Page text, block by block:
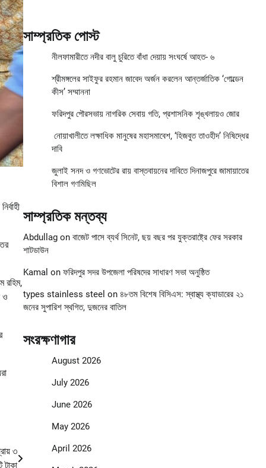
রহিম,
ও
৩
টাকা
সাম্প্রতিক পোস্ট
নীলফামারীতে নদীর বালু চুরিতে বাঁধা দেয়ায় সংঘর্ষে আহত- ৬
শ্রীমঙ্গলের সাইফুর রহমান জাবেদ অর্জন করলেন আন্তর্জাতিক ‘গোল্ডেন
কীস’ সম্মাননা
ফরিদপুর পৌরসভায় নাগরিক সেবায় গতি, প্রশাসনিক শৃঙ্খলায়ও জোর
নোয়াখালীতে লক্ষাধিক মানুষের মহাসমাবেশ, ‘হিজবুত তাওহীদ’ নিষিদ্ধের
দাবি
জুলাই সনদ ও গণভোটের রায় বাস্তবায়নের দাবিতে দিনাজপুরে জামায়াতের
বিশাল গণমিছিল
সাম্প্রতিক মন্তব্য
Abdullagon বাজেট পাসে ব্যর্থ সিনেট, ছয় বছর পর যুক্তরাষ্ট্রে ফের সরকার
শাটডাউন
Kamal on ফরিদপুর সদর উপজেলা পরিষদের সাধারণ সভা অনুষ্ঠিত
types stainless steel on ৪৮তম বিশেষ বিসিএস: স্বাস্থ্য ক্যাডারের ২১
জনের সুপারিশ স্থগিত, দুজনের বাতিল
সংরক্ষণাগার
August 2026
July 2026
June 2026
May 2026
April 2026